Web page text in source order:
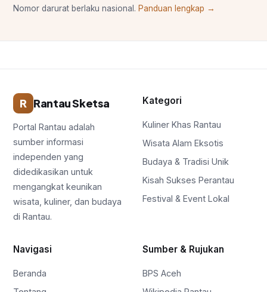
Nomor darurat berlaku nasional. Panduan lengkap →
R Rantau Sketsa
Portal Rantau adalah
sumber informasi
independen yang
didedikasikan untuk
mengangkat keunikan
wisata, kuliner, dan budaya
di Rantau.
Kategori
Kuliner Khas Rantau
Wisata Alam Eksotis
Budaya & Tradisi Unik
Kisah Sukses Perantau
Festival & Event Lokal
Navigasi
Beranda
Sumber & Rujukan
BPS Aceh